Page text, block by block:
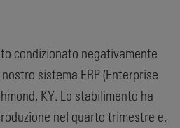
condizionato negativamente
sistema ERP (Enterprise
KY. Lo stabilimento ha
nel quarto trimestre e,